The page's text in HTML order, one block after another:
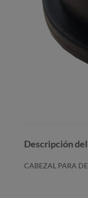
Descripción
CABEZAL PARA